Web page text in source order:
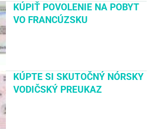
KÚPIŤ POVOLENIE NA POBYT
VO FRANCÚZSKU
KÚPTE SI SKUTOČNÝ NÓRSKY
VODIČSKÝ PREUKAZ